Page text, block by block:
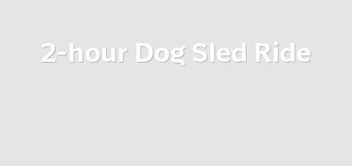
2-hour Dog Sled Ride